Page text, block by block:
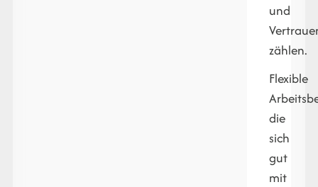
und
zählen.
Flexible
die
sich
gut
mit